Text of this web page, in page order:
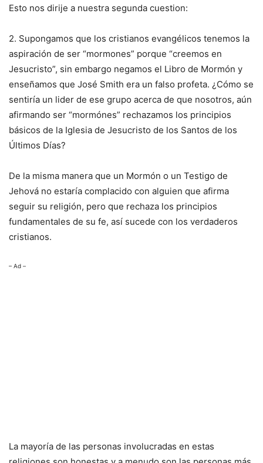
Esto nos dirije a nuestra segunda cuestion:
2. Supongamos que los cristianos evangélicos tenemos la
aspiración de ser “mormones” porque “creemos en
Jesucristo”, sin embargo negamos el Libro de Mormón y
enseñamos que José Smith era un falso profeta. ¿Cómo se
sentiría un lider de ese grupo acerca de que nosotros, aún
afirmando ser “mormónes” rechazamos los principios
básicos de la Iglesia de Jesucristo de los Santos de los
Últimos Días?
De la misma manera que un Mormón o un Testigo de
Jehová no estaría complacido con alguien que afirma
seguir su religión, pero que rechaza los principios
fundamentales de su fe, así sucede con los verdaderos
cristianos.
– Ad –
La mayoría de las personas involucradas en estas